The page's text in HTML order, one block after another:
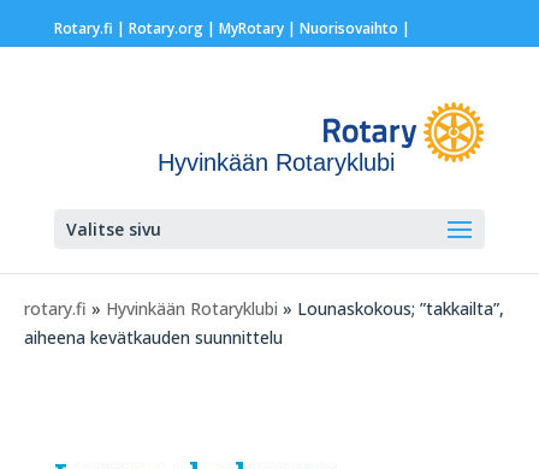
Rotary.fi | Rotary.org| MyRotary | Nuorisovaihto |
Hyvinkään Rotaryklubi
Valitse sivu
rotary.fi » Hyvinkään Rotaryklubi » Lounaskokous; ”takkailta”,
aiheena kevätkauden suunnittelu